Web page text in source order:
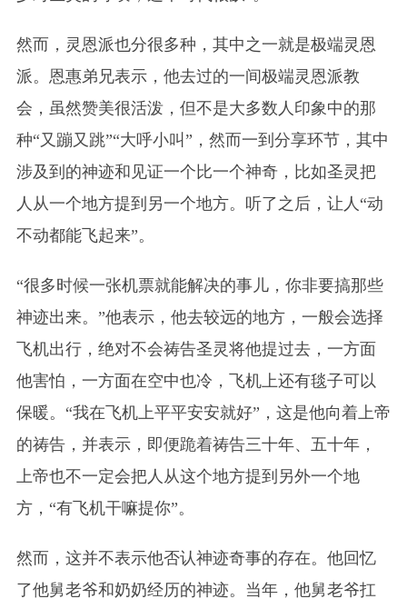
然而，灵恩派也分很多种，其中之一就是极端灵恩
派。恩惠弟兄表示，他去过的一间极端灵恩派教
会，虽然赞美很活泼，但不是大多数人印象中的那
种“又蹦又跳”“大呼小叫”，然而一到分享环节，其中
涉及到的神迹和见证一个比一个神奇，比如圣灵把
人从一个地方提到另一个地方。听了之后，让人“动
不动都能飞起来”。
“很多时候一张机票就能解决的事儿，你非要搞那些
神迹出来。”他表示，他去较远的地方，一般会选择
飞机出行，绝对不会祷告圣灵将他提过去，一方面
他害怕，一方面在空中也冷，飞机上还有毯子可以
保暖。“我在飞机上平平安安就好”，这是他向着上帝
的祷告，并表示，即便跪着祷告三十年、五十年，
上帝也不一定会把人从这个地方提到另外一个地
方，“有飞机干嘛提你”。
然而，这并不表示他否认神迹奇事的存在。他回忆
了他舅老爷和奶奶经历的神迹。当年，他舅老爷扛